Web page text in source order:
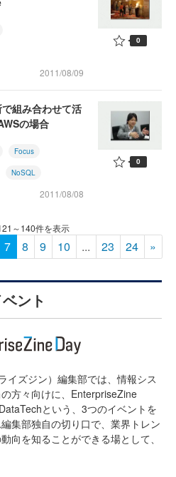
2011/08/09
0
組み合わせて活
の場合
Focus
NoSQL
2011/08/08
0
～140件を表示
7 8 9 10 ... 23 24 »
ント
イズジン）編集部では、情報シス
方々向けに、EnterpriseZine
という、3つのイベントを
集部独自の切り口で、業界トレン
向を知ることができる場として、